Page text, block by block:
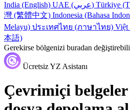
India (English)
UAE (عربي) Türkiye
灣 (繁體中文) Indonesia (Bahasa
Melayu) ประเทศไทย (ภาษาไทย) Việt
本語)
Gerekirse bölgenizi buradan
Ücretsiz YZ Asistanı
Çevrimiçi